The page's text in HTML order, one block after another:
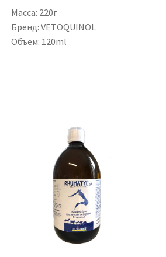
Масса: 220г
Бренд: VETOQUINOL
Объем: 120ml